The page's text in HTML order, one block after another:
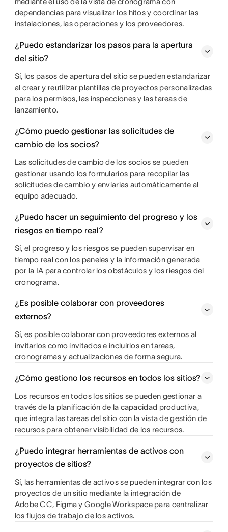
dependencias para visualizar los hitos y coordinar las
instalaciones, las operaciones y los proveedores.
¿Puedo estandarizar los pasos para la apertura
del sitio?
Sí, los pasos de apertura del sitio se pueden estandarizar
al crear y reutilizar plantillas de proyectos personalizadas
para los permisos, las inspecciones y las tareas de
lanzamiento.
¿Cómo puedo gestionar las solicitudes de
cambio de los socios?
Las solicitudes de cambio de los socios se pueden
gestionar usando los formularios para recopilar las
solicitudes de cambio y enviarlas automáticamente al
equipo adecuado.
¿Puedo hacer un seguimiento del progreso y los
riesgos en tiempo real?
Sí, el progreso y los riesgos se pueden supervisar en
tiempo real con los paneles y la información generada
por la IA para controlar los obstáculos y los riesgos del
cronograma.
¿Es posible colaborar con proveedores
externos?
Sí, es posible colaborar con proveedores externos al
invitarlos como invitados e incluirlos en tareas,
cronogramas y actualizaciones de forma segura.
¿Cómo gestiono los recursos en todos los sitios?
Los recursos en todos los sitios se pueden gestionar a
través de la planificación de la capacidad productiva,
que integra las tareas del sitio con la vista de gestión de
recursos para obtener visibilidad de los recursos.
¿Puedo integrar herramientas de activos con
proyectos de sitios?
Sí, las herramientas de activos se pueden integrar con los
proyectos de un sitio mediante la integración de
Adobe CC, Figma y Google Workspace para centralizar
los flujos de trabajo de los activos.